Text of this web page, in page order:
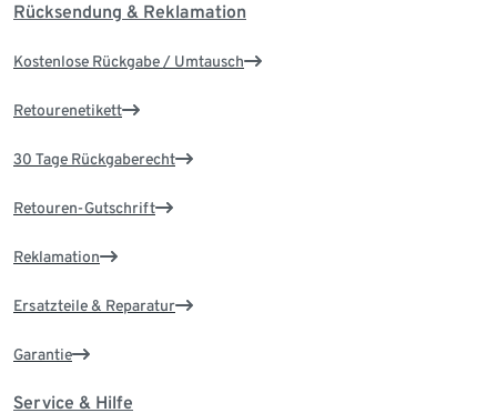
Rücksendung & Reklamation
Kostenlose Rückgabe / Umtausch
Retourenetikett
30 Tage Rückgaberecht
Retouren-Gutschrift
Reklamation
Ersatzteile & Reparatur
Garantie
Service & Hilfe